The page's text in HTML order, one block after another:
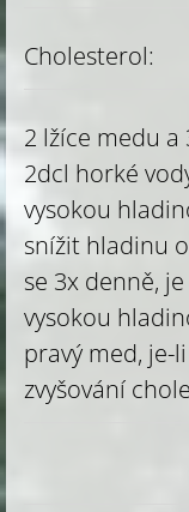
Cholesterol:
2 lžíce medu a
2dcl horké
vysokou
snížit hladinu
se 3x denně,
vysokou
pravý med, je-
zvyšování